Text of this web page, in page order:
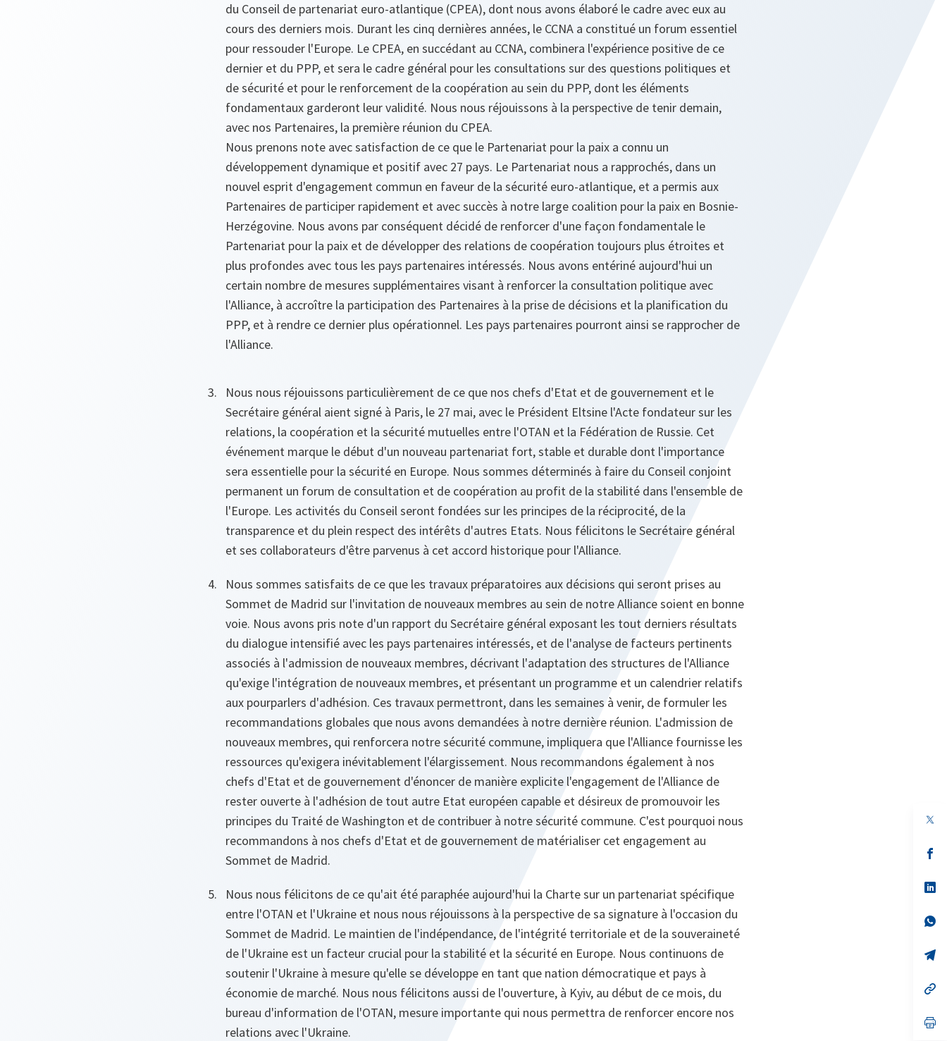
du Conseil de partenariat euro-atlantique (CPEA), dont nous avons élaboré le cadre avec eux au
cours des derniers mois. Durant les cinq dernières années, le CCNA a constitué un forum essentiel
pour ressouder l'Europe. Le CPEA, en succédant au CCNA, combinera l'expérience positive de ce
dernier et du PPP, et sera le cadre général pour les consultations sur des questions politiques et
de sécurité et pour le renforcement de la coopération au sein du PPP, dont les éléments
fondamentaux garderont leur validité. Nous nous réjouissons à la perspective de tenir demain,
avec nos Partenaires, la première réunion du CPEA.
Nous prenons note avec satisfaction de ce que le Partenariat pour la paix a connu un
développement dynamique et positif avec 27 pays. Le Partenariat nous a rapprochés, dans un
nouvel esprit d'engagement commun en faveur de la sécurité euro-atlantique, et a permis aux
Partenaires de participer rapidement et avec succès à notre large coalition pour la paix en Bosnie-
Herzégovine. Nous avons par conséquent décidé de renforcer d'une façon fondamentale le
Partenariat pour la paix et de développer des relations de coopération toujours plus étroites et
plus profondes avec tous les pays partenaires intéressés. Nous avons entériné aujourd'hui un
certain nombre de mesures supplémentaires visant à renforcer la consultation politique avec
l'Alliance, à accroître la participation des Partenaires à la prise de décisions et la planification du
PPP, et à rendre ce dernier plus opérationnel. Les pays partenaires pourront ainsi se rapprocher de
l'Alliance.
Nous nous réjouissons particulièrement de ce que nos chefs d'Etat et de gouvernement et le
Secrétaire général aient signé à Paris, le 27 mai, avec le Président Eltsine l'Acte fondateur sur les
relations, la coopération et la sécurité mutuelles entre l'OTAN et la Fédération de Russie. Cet
événement marque le début d'un nouveau partenariat fort, stable et durable dont l'importance
sera essentielle pour la sécurité en Europe. Nous sommes déterminés à faire du Conseil conjoint
permanent un forum de consultation et de coopération au profit de la stabilité dans l'ensemble de
l'Europe. Les activités du Conseil seront fondées sur les principes de la réciprocité, de la
transparence et du plein respect des intérêts d'autres Etats. Nous félicitons le Secrétaire général
et ses collaborateurs d'être parvenus à cet accord historique pour l'Alliance.
Nous sommes satisfaits de ce que les travaux préparatoires aux décisions qui seront prises au
Sommet de Madrid sur l'invitation de nouveaux membres au sein de notre Alliance soient en bonne
voie. Nous avons pris note d'un rapport du Secrétaire général exposant les tout derniers résultats
du dialogue intensifié avec les pays partenaires intéressés, et de l'analyse de facteurs pertinents
associés à l'admission de nouveaux membres, décrivant l'adaptation des structures de l'Alliance
qu'exige l'intégration de nouveaux membres, et présentant un programme et un calendrier relatifs
aux pourparlers d'adhésion. Ces travaux permettront, dans les semaines à venir, de formuler les
recommandations globales que nous avons demandées à notre dernière réunion. L'admission de
nouveaux membres, qui renforcera notre sécurité commune, impliquera que l'Alliance fournisse les
ressources qu'exigera inévitablement l'élargissement. Nous recommandons également à nos
chefs d'Etat et de gouvernement d'énoncer de manière explicite l'engagement de l'Alliance de
rester ouverte à l'adhésion de tout autre Etat européen capable et désireux de promouvoir les
principes du Traité de Washington et de contribuer à notre sécurité commune. C'est pourquoi nous
recommandons à nos chefs d'Etat et de gouvernement de matérialiser cet engagement au
Sommet de Madrid.
Nous nous félicitons de ce qu'ait été paraphée aujourd'hui la Charte sur un partenariat spécifique
entre l'OTAN et l'Ukraine et nous nous réjouissons à la perspective de sa signature à l'occasion du
Sommet de Madrid. Le maintien de l'indépendance, de l'intégrité territoriale et de la souveraineté
de l'Ukraine est un facteur crucial pour la stabilité et la sécurité en Europe. Nous continuons de
soutenir l'Ukraine à mesure qu'elle se développe en tant que nation démocratique et pays à
économie de marché. Nous nous félicitons aussi de l'ouverture, à Kyiv, au début de ce mois, du
bureau d'information de l'OTAN, mesure importante qui nous permettra de renforcer encore nos
relations avec l'Ukraine.